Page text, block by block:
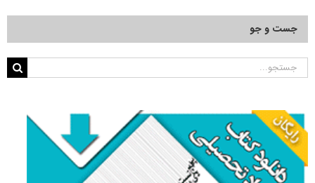
جست و جو
جستجو